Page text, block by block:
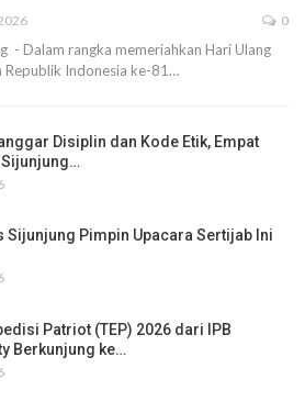
0
- Dalam rangka memeriahkan Hari Ulang
Republik Indonesia ke-81…
Disiplin dan Kode Etik, Empat
Sijunjung Pimpin Upacara Sertijab Ini
Patriot (TEP) 2026 dari IPB
Berkunjung ke…